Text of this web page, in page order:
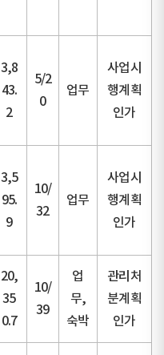
3,8
43.
2
5/2
0
업무
사업시
행계획
인가
3,5
95.
9
10/
32
업무
사업시
행계획
인가
20,
35
0.7
10/
39
업
무,
숙박
관리처
분계획
인가